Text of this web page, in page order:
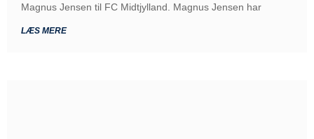
Magnus Jensen til FC Midtjylland. Magnus Jensen har
LÆS MERE